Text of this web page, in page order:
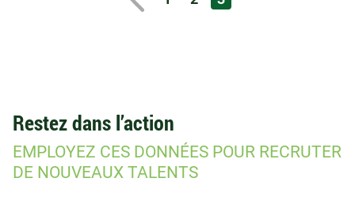
Restez dans l’action
EMPLOYEZ CES DONNÉES POUR RECRUTER
DE NOUVEAUX TALENTS